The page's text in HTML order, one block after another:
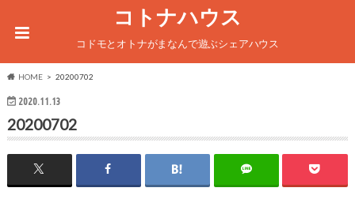
コトナハウス
コドモとオトナがまなんで遊ぶシェアハウス
HOME 20200702
2020.11.13
20200702